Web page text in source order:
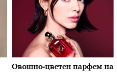
Овошно-цветен парфем на